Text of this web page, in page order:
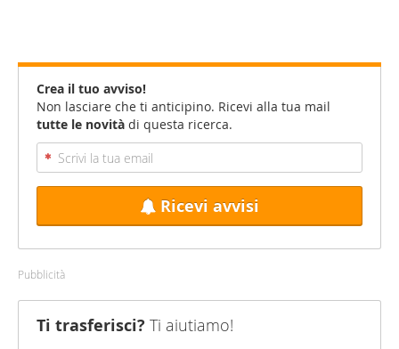
Crea il tuo avviso!
Non lasciare che ti anticipino. Ricevi alla tua mail
tutte le novità di questa ricerca.
Ricevi avvisi
Pubblicità
Ti trasferisci? Ti aiutiamo!